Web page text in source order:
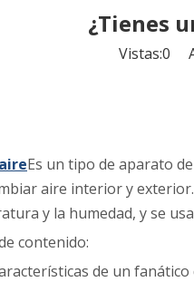
¿Tienes
Vistas:0
Es un tipo de aparato
aire interior y
y la humedad, y se
contenido:
de un fanático